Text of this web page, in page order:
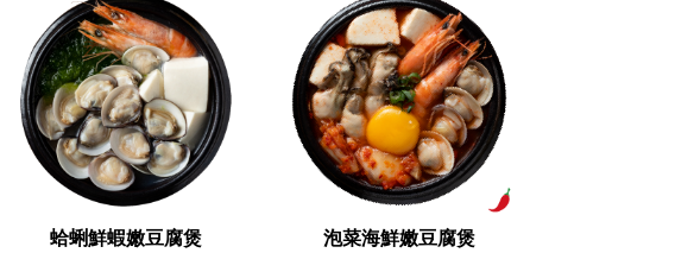
蛤蜊鮮蝦嫩豆腐煲 泡菜海鮮嫩豆腐煲